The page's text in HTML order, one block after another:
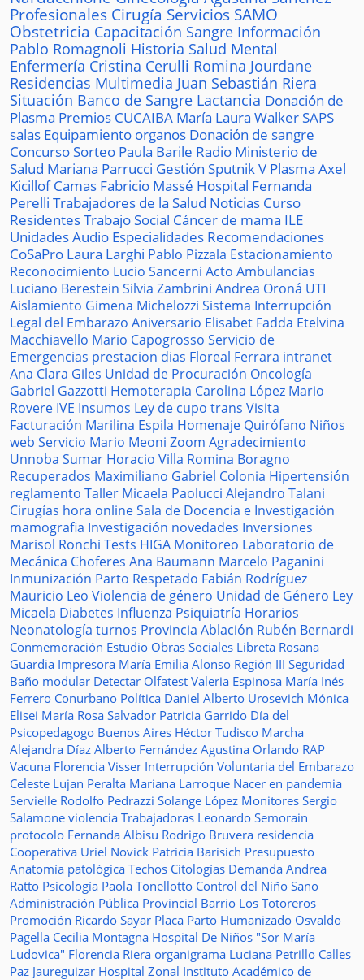
Profesionales Cirugía Servicios SAMO
Obstetricia Capacitación Sangre Información
Pablo Romagnoli Historia Salud Mental
Enfermería Cristina Cerulli Romina Jourdane
Residencias Multimedia Juan Sebastián Riera
Situación Banco de Sangre Lactancia Donación de
Plasma Premios CUCAIBA María Laura WalkerSAPS
salas Equipamiento organos Donación de sangre
ConcursoSorteo Paula Barile Radio Ministerio de
Salud Mariana Parrucci Gestión Sputnik V Plasma Axel
KicillofCamas Fabricio Massé Hospital Fernanda
Perelli Trabajadores de la Salud Noticias Curso
ResidentesTrabajo Social Cáncer de mama ILE
UnidadesAudio Especialidades Recomendaciones
CoSaPro Laura Larghi Pablo Pizzala Estacionamiento
Reconocimiento Lucio Sancerni Acto Ambulancias
Luciano Berestein Silvia Zambrini Andrea Oroná UTI
Aislamiento Gimena Michelozzi Sistema Interrupción
Legal del Embarazo Aniversario Elisabet Fadda Etelvina
Macchiavello Mario Capogrosso Servicio de
Emergencias prestacion dias Floreal Ferrara intranet
Ana Clara Giles Unidad de Procuración Oncología
Gabriel Gazzotti Hemoterapia Carolina López Mario
Rovere IVE Insumos Ley de cupo trans Visita
Facturación Marilina Espila Homenaje Quirófano Niños
web Servicio Mario Meoni Zoom Agradecimiento
Unnoba Sumar Horacio Villa Romina Boragno
Recuperados Maximiliano Gabriel Colonia Hipertensión
reglamento Taller Micaela Paolucci Alejandro Talani
Cirugías hora onlineSala de Docencia e Investigación
mamografia Investigación novedades Inversiones
Marisol Ronchi Tests HIGA Monitoreo Laboratorio de
Mecánica Choferes Ana Baumann Marcelo Paganini
Inmunización Parto Respetado Fabián Rodríguez
Mauricio Leo Violencia de género Unidad de Género Ley
Micaela Diabetes Influenza Psiquiatría Horarios
Neonatología turnos Provincia Ablación Rubén Bernardi
Conmemoración Estudio Obras Sociales Libreta Rosana
Guardia Impresora María Emilia Alonso Región III Seguridad
Baño modular Detectar Olfatest Valeria Espinosa María Inés
Ferrero Conurbano Política Daniel Alberto Urosevich Mónica
Elisei María Rosa Salvador Patricia Garrido Día del
Psicopedagogo Buenos Aires Héctor Tudisco Marcha
Alejandra Díaz Alberto Fernández Agustina Orlando RAP
Vacuna Florencia Visser Interrupción Voluntaria del Embarazo
Celeste Lujan Peralta Mariana Larroque Nacer en pandemia
Servielle Rodolfo Pedrazzi Solange López Monitores Sergio
Salamone violencia Trabajadoras Leonardo Semorain
protocolo Fernanda Albisu Rodrigo Bruvera residencia
Cooperativa Uriel Novick Patricia Barisich Presupuesto
Anatomía patológica Techos Citologías Demanda Andrea
Ratto Psicología Paola Tonellotto Control del Niño Sano
Administración Pública Provincial Barrio Los Totoreros
Promoción Ricardo Sayar Placa Parto Humanizado Osvaldo
Pagella Cecilia Montagna Hospital De Niños "Sor María
Ludovica" Florencia Riera organigrama Luciana Petrillo Calles
Paz Jaureguizar Hospital Zonal Instituto Académico de